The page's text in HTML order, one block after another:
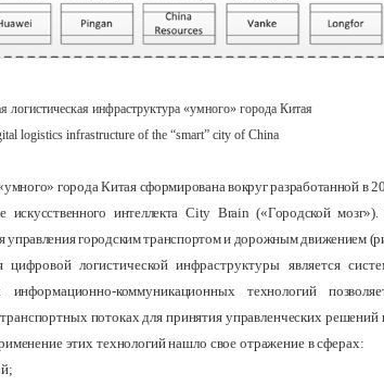
логистическая инфраструктура «умного» города Китая
logistics infrastructure of the “smart” city of China
города Китая сформирована вокруг разработанной в
интеллекта City Brain («Городской мозг»).
управления городским транспортом и дорожным движением
логистической инфраструктуры является
коммуникационных технологий
потоках для принятия управленческих решений
этих технологий нашло свое отражение в сферах: